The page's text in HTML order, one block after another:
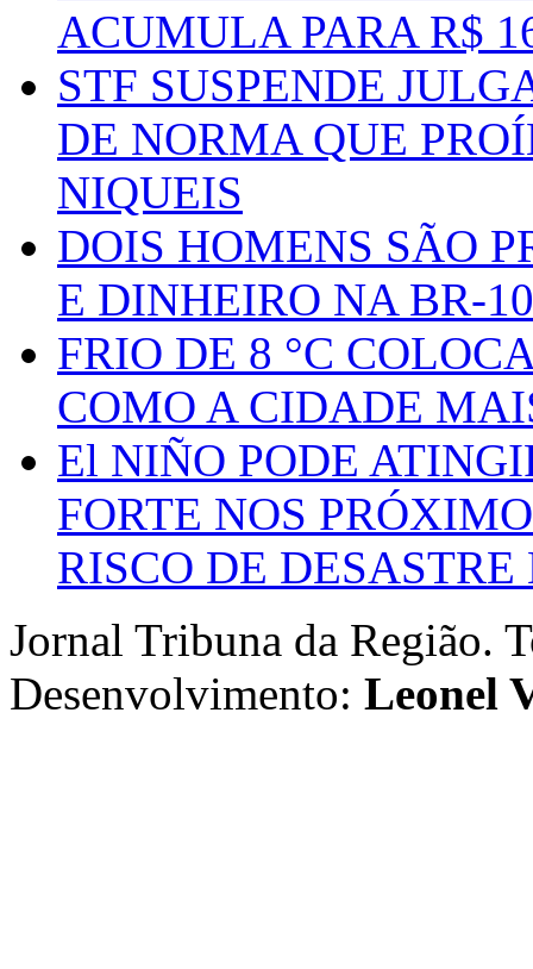
ACUMULA PARA R$
STF SUSPENDE
DE NORMA QUE
NIQUEIS
DOIS HOMENS SÃO
E DINHEIRO NA BR-
FRIO DE 8 °C
COMO A CIDADE
El NIÑO PODE
FORTE NOS
RISCO DE
Jornal Tribuna da Região.
Desenvolvimento: Leonel